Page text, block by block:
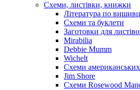
Схеми, листівки, книжки
Література по
Схеми та буклети
Заготовки для
Mirabilia
Debbie Mumm
Wichelt
Схеми американських
Jim Shore
Cхеми Rosewood